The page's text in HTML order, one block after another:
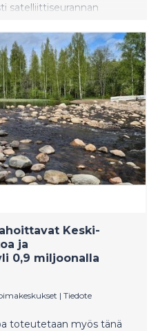
satelliittiseurannan
Keski-
ja
0,9 miljoonalla
| Tiedote
toteutetaan myös tänä